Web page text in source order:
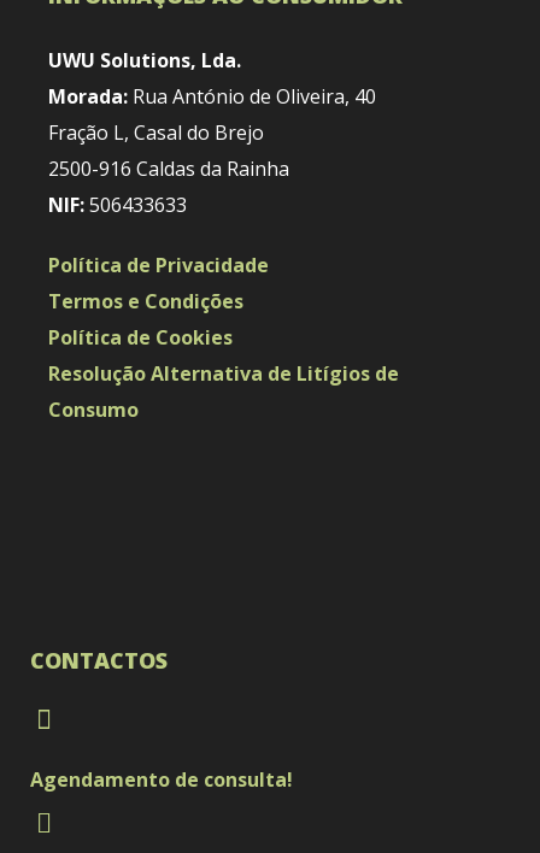
UWU Solutions, Lda.
Morada: Rua António de Oliveira, 40
Fração L, Casal do Brejo
2500-916 Caldas da Rainha
NIF:506433633
Política de Privacidade
Termos e Condições
Política de Cookies
Resolução Alternativa de Litígios de
Consumo
CONTACTOS
Agendamento de consulta!